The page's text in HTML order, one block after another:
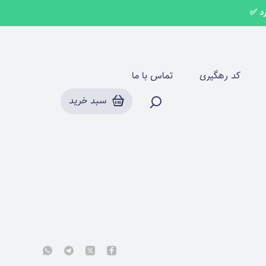
کد رهگیری
تماس با ما
سبد خرید